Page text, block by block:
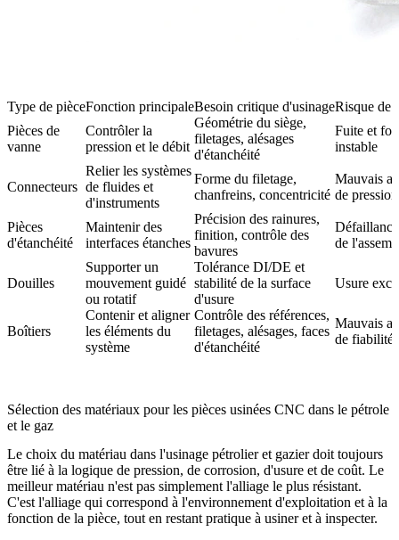
Type de pièceFonction principaleBesoin critique d'usinageRisque de
Pièces de
vanne
Contrôler la
pression et le débit
Géométrie du siège,
filetages, alésages
d'étanchéité
Fuite et
instable
Connecteurs
Relier les systèmes
de fluides et
d'instruments
Forme du filetage,
chanfreins, concentricité
Mauvais
de pression
Pièces
d'étanchéité
Maintenir des
interfaces étanches
Précision des rainures,
finition, contrôle des
bavures
de
Douilles
Supporter un
mouvement guidé
ou rotatif
Tolérance DI/DE et
stabilité de la surface
d'usure
Usure
Boîtiers
Contenir et aligner
les éléments du
système
Contrôle des références,
filetages, alésages, faces
d'étanchéité
Mauvais
de fiabilité
Sélection des matériaux pour les pièces usinées CNC dans le pétrole
et le gaz
Le choix du matériau dans l'usinage pétrolier et gazier doit toujours
être lié à la logique de pression, de corrosion, d'usure et de coût. Le
meilleur matériau n'est pas simplement l'alliage le plus résistant.
C'est l'alliage qui correspond à l'environnement d'exploitation et à la
fonction de la pièce, tout en restant pratique à usiner et à inspecter.